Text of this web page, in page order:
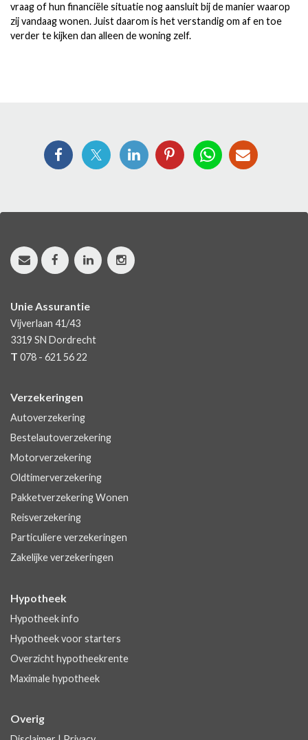
vraag of hun financiële situatie nog aansluit bij de manier waarop
zij vandaag wonen. Juist daarom is het verstandig om af en toe
verder te kijken dan alleen de woning zelf.
Unie Assurantie
Vijverlaan 41/43
3319 SN Dordrecht
T 078 - 621 56 22
Verzekeringen
Autoverzekering
Bestelautoverzekering
Motorverzekering
Oldtimerverzekering
Pakketverzekering Wonen
Reisverzekering
Particuliere verzekeringen
Zakelijke verzekeringen
Hypotheek
Hypotheek info
Hypotheek voor starters
Overzicht hypotheekrente
Maximale hypotheek
Overig